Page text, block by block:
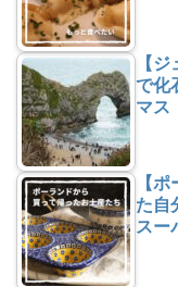
【
で化
マス
【
た自
スー